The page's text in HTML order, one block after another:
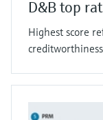
D&B top
Highest score
creditworthiness